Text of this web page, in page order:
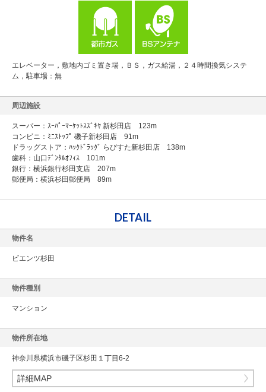
エレベーター，敷地内ゴミ置き場，ＢＳ，ガス給湯，２４時間換気システ
ム，駐車場：無
周辺施設
スーパー：ｽｰﾊﾟｰﾏｰｹｯﾄｽｽﾞｷﾔ 新杉田店 123m
コンビニ：ﾐﾆｽﾄｯﾌﾟ 磯子新杉田店 91m
ドラッグストア：ﾊｯｸﾄﾞﾗｯｸﾞ らびすた新杉田店 138m
歯科：山口ﾃﾞﾝﾀﾙｵﾌｨｽ 101m
銀行：横浜銀行杉田支店 207m
郵便局：横浜杉田郵便局 89m
DETAIL
物件名
ビエンツ杉田
物件種別
マンション
物件所在地
神奈川県横浜市磯子区杉田１丁目6-2
詳細MAP